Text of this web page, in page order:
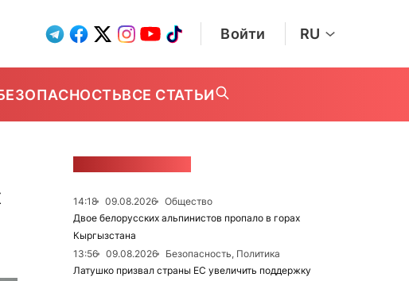
Войти RU
ВСЕ СТАТЬИ
14:18 09.08.2026
Общество
Двое белорусских альпинистов пропало в горах
Кыргызстана
13:56
09.08.2026
Безопасность, Политика
Латушко призвал страны ЕС увеличить поддержку